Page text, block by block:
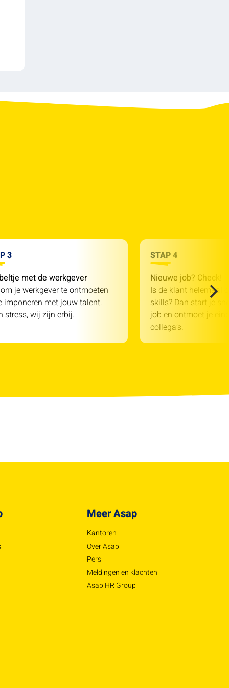
3
met de werkgever
je werkgever te ontmoeten
imponeren met jouw talent.
stress, wij zijn erbij.
STAP 4
Nieuwe job? Check!
Is de klant helemaal
skills? Dan start je
job en ontmoet je
collega’s.
Meer Asap
Kantoren
Over Asap
Pers
Meldingen en klachten
Asap HR Group